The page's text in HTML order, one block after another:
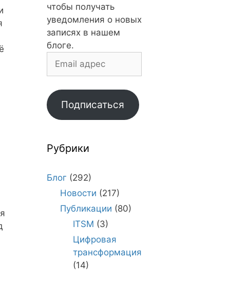
чтобы получать
уведомления о новых
записях в нашем
блоге.
Email
Подписаться
Рубрики
Блог (292)
Новости (217)
Публикации (80)
ITSM (3)
Цифровая
трансформация
(14)